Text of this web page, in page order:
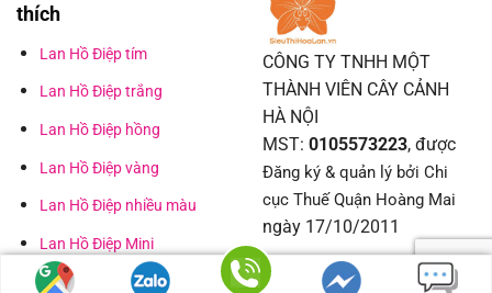
thích
Lan Hồ Điệp tím
Lan Hồ Điệp trắng
Lan Hồ Điệp hồng
Lan Hồ Điệp vàng
Lan Hồ Điệp nhiều màu
Lan Hồ Điệp Mini
Lan Hồ Điệp đột biến
CÔNG TY TNHH MỘT
THÀNH VIÊN CÂY CẢNH
HÀ NỘI
MST: 0105573223, được
Đăng ký & quản lý bởi Chi
cục Thuế Quận Hoàng Mai
ngày 17/10/2011
Facebook Siêu thị hoa lan